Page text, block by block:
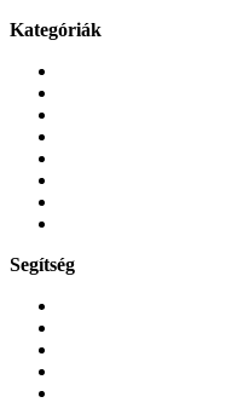
Kategóriák
Segítség